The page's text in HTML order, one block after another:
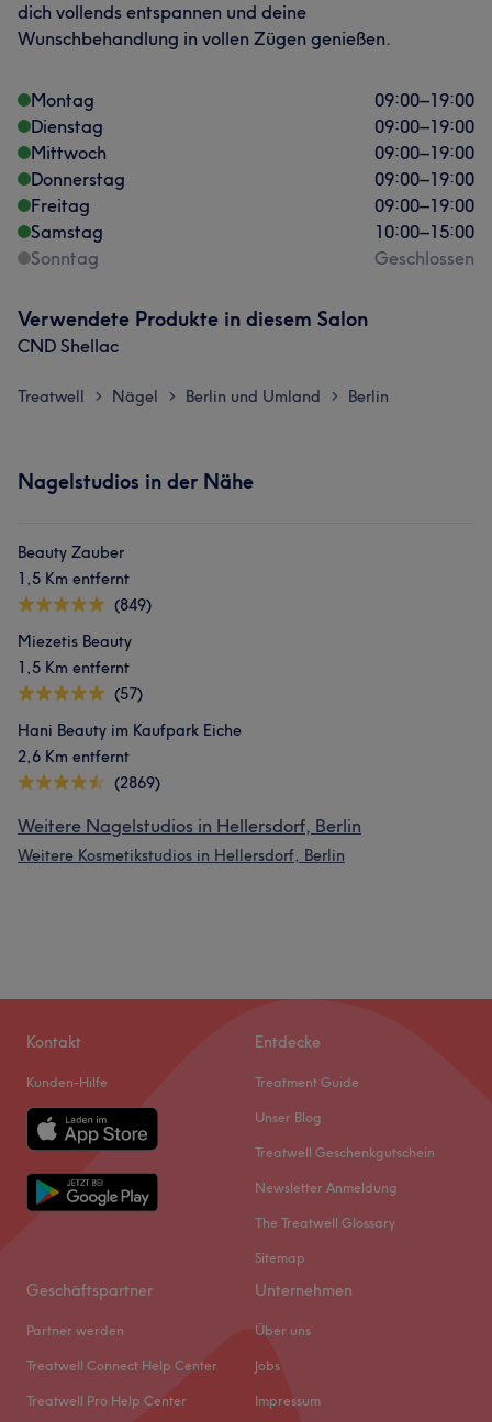
dich vollends entspannen und deine
Wunschbehandlung in vollen Zügen genießen.
Montag 09:00–19:00
Dienstag
09:00–19:00
Mittwoch
09:00–19:00
Donnerstag
09:00–19:00
Freitag
09:00–19:00
Samstag
10:00–15:00
Sonntag
Geschlossen
Verwendete Produkte in diesem Salon
CND Shellac
Treatwell > Nägel > Berlin und Umland > Berlin
Nagelstudios in der Nähe
Beauty Zauber
1,5 Km entfernt
(849)
Miezetis Beauty
1,5 Km entfernt
(57)
Hani Beauty im Kaufpark Eiche
2,6 Km entfernt
(2869)
Weitere Nagelstudios in Hellersdorf, Berlin
Weitere Kosmetikstudios in Hellersdorf, Berlin
Kontakt
Kunden-Hilfe
Entdecke
Treatment Guide
Unser Blog
Treatwell Geschenkgutschein
Newsletter Anmeldung
The Treatwell Glossary
Sitemap
Geschäftspartner
Partner werden
Treatwell Connect Help Center
Treatwell Pro Help Center
Unternehmen
Über uns
Jobs
Impressum